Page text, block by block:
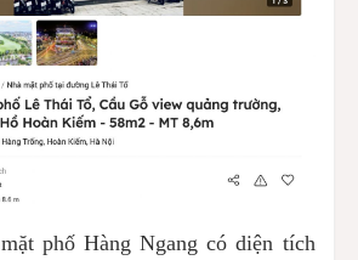
phố Hàng Ngang có diện tích